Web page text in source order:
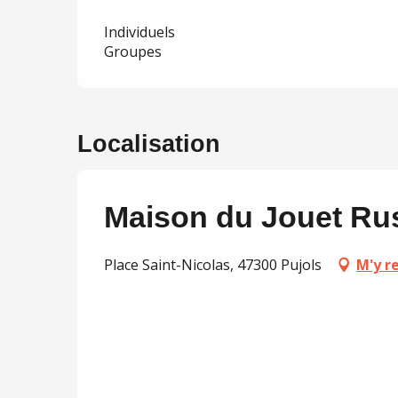
Individuels
Groupes
Localisation
Maison du Jouet
Place Saint-Nicolas, 47300 Pujols M'y